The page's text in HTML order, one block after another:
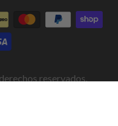
Tumblr
TwitterYouTube
reservados.